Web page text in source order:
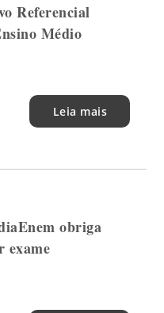
Referencial
Médio
Leia mais
obriga
exame